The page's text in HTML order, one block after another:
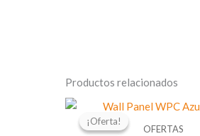
Productos relacionados
¡Oferta!
¡Oferta!
OFERTAS
El
original